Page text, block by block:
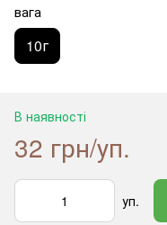
вага
10г
В наявності
32 грн/уп.
уп.